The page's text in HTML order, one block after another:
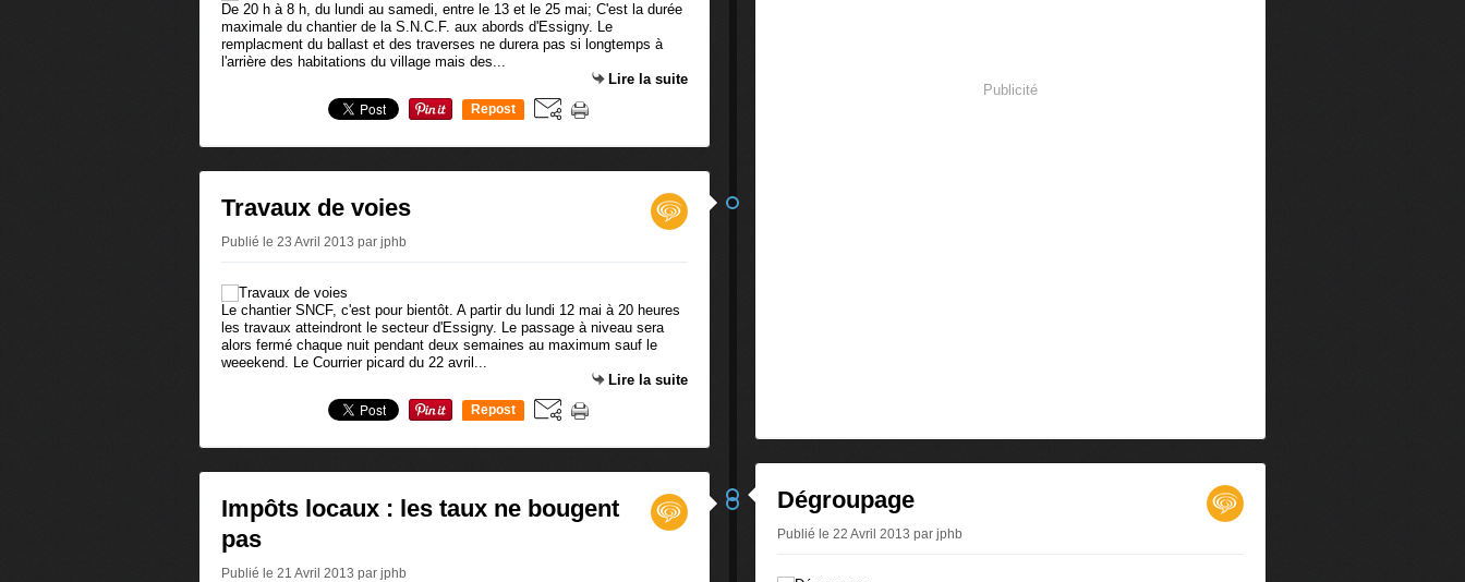
De 20 h à 8 h, du lundi au samedi, entre le 13 et le 25 mai; C'est la durée
maximale du chantier de la S.N.C.F. aux abords d'Essigny. Le
remplacment du ballast et des traverses ne durera pas si longtemps à
l'arrière des habitations du village mais des...
Lire la suite
Repost
Travaux de voies
Publié le 23 Avril 2013 par jphb
Le chantier SNCF, c'est pour bientôt. A partir du lundi 12 mai à 20 heures
les travaux atteindront le secteur d'Essigny. Le passage à niveau sera
alors fermé chaque nuit pendant deux semaines au maximum sauf le
weeekend. Le Courrier picard du 22 avril...
Lire la suite
Repost
Impôts locaux : les taux ne bougent
pas
Publié le 21 Avril 2013 par jphb
Publicité
Dégroupage
Publié le 22 Avril 2013 par jphb